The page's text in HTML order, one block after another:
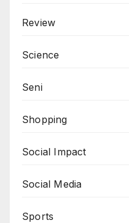
Review
Science
Seni
Shopping
Social Impact
Social Media
Sports